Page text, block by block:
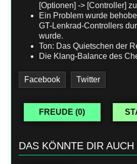
[Optionen] -> [Controller]
Ein Problem wurde
GT-Lenkrad-Controllers
wurde.
Ton: Das Quietschen der
Die Klang-Balance des
Facebook Twitter
FREUDE (0)
DAS KÖNNTE DIR AUCH